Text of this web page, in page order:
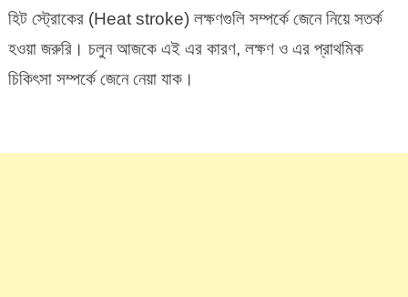
হিট স্ট্রোকের (Heat stroke) লক্ষণগুলি সম্পর্কে জেনে নিয়ে সতর্ক
হওয়া জরুরি। চলুন আজকে এই এর কারণ, লক্ষণ ও এর প্রাথমিক
চিকিৎসা সম্পর্কে জেনে নেয়া যাক।